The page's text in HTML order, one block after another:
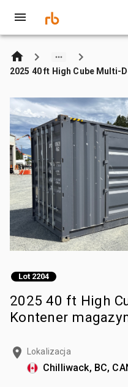
2025 40 ft High Cube Multi-
Lot 2204
2025 40 ft High
Kontener
Lokalizacja
Chilliwack, BC,